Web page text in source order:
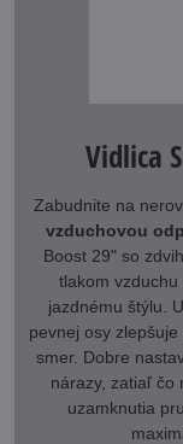
Vidlica
Zabudnite na
vzduchovou
Boost 29" so
tlakom
jazdnému štýlu.
pevnej osy
smer. Dobre
nárazy, zatiaľ čo
uzamknutia